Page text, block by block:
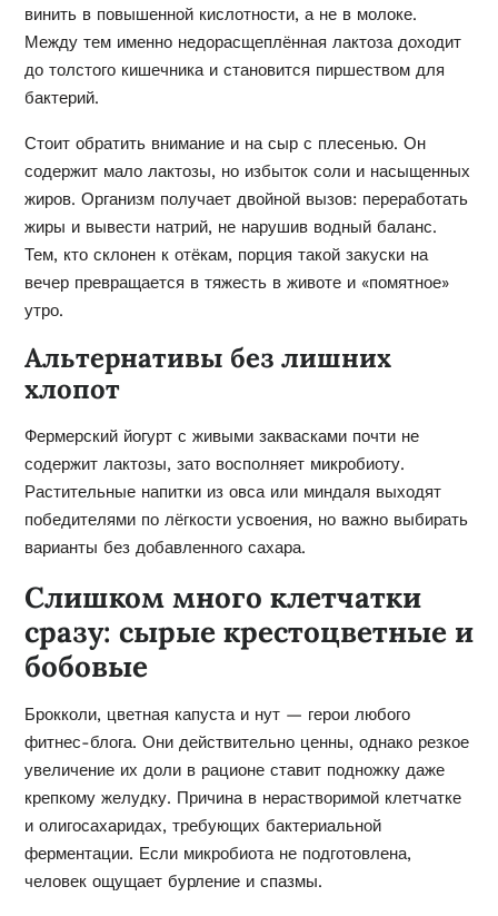
винить в повышенной кислотности, а не в молоке.
Между тем именно недорасщеплённая лактоза доходит
до толстого кишечника и становится пиршеством для
бактерий.
Стоит обратить внимание и на сыр с плесенью. Он
содержит мало лактозы, но избыток соли и насыщенных
жиров. Организм получает двойной вызов: переработать
жиры и вывести натрий, не нарушив водный баланс.
Тем, кто склонен к отёкам, порция такой закуски на
вечер превращается в тяжесть в животе и «помятное»
утро.
Альтернативы без лишних
хлопот
Фермерский йогурт с живыми заквасками почти не
содержит лактозы, зато восполняет микробиоту.
Растительные напитки из овса или миндаля выходят
победителями по лёгкости усвоения, но важно выбирать
варианты без добавленного сахара.
Слишком много клетчатки
сразу: сырые крестоцветные и
бобовые
Брокколи, цветная капуста и нут — герои любого
фитнес-блога. Они действительно ценны, однако резкое
увеличение их доли в рационе ставит подножку даже
крепкому желудку. Причина в нерастворимой клетчатке
и олигосахаридах, требующих бактериальной
ферментации. Если микробиота не подготовлена,
человек ощущает бурление и спазмы.